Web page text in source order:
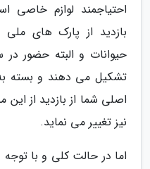
احتیاجمند لوازم خاصی
بازدید از پارک های ملی
حیوانات و البته حضور
تشکیل می دهند و بسته به
اصلی شما از بازدید از
نیز تغییر می نماید.
اما در حالت کلی و با